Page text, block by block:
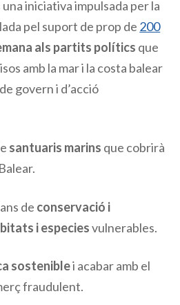
iniciativa impulsada per la
pel suport de prop de 200
als partits polítics que
amb la mar i la costa balear
govern i d’acció
santuaris marins que cobrirà
de conservació i
i especiesvulnerables.
sosteniblei acabar amb el
fraudulent.